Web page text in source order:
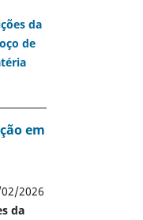
da
de
em
2026
da